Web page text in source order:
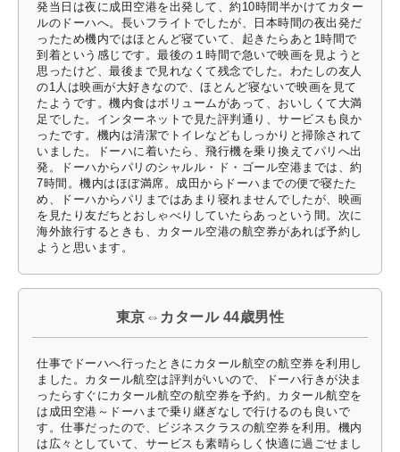
発当日は夜に成田空港を出発して、約10時間半かけてカター
ルのドーハへ。長いフライトでしたが、日本時間の夜出発だ
ったため機内ではほとんど寝ていて、起きたらあと1時間で
到着という感じです。最後の１時間で急いで映画を見ようと
思ったけど、最後まで見れなくて残念でした。わたしの友人
の1人は映画が大好きなので、ほとんど寝ないで映画を見て
たようです。機内食はボリュームがあって、おいしくて大満
足でした。インターネットで見た評判通り、サービスも良か
ったです。機内は清潔でトイレなどもしっかりと掃除されて
いました。ドーハに着いたら、飛行機を乗り換えてパリへ出
発。ドーハからパリのシャルル・ド・ゴール空港までは、約
7時間。機内はほぼ満席。成田からドーハまでの便で寝たた
め、ドーハからパリまではあまり寝れませんでしたが、映画
を見たり友だちとおしゃべりしていたらあっという間。次に
海外旅行するときも、カタール空港の航空券があれば予約し
ようと思います。
東京⇔カタール 44歳男性
仕事でドーハへ行ったときにカタール航空の航空券を利用し
ました。カタール航空は評判がいいので、ドーハ行きが決ま
ったらすぐにカタール航空の航空券を予約。カタール航空を
は成田空港～ドーハまで乗り継ぎなしで行けるのも良いで
す。仕事だったので、ビジネスクラスの航空券を利用。機内
は広々としていて、サービスも素晴らしく快適に過ごせまし